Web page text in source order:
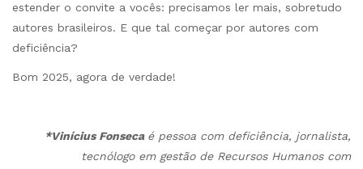
estender o convite a vocês: precisamos ler mais, sobretudo
autores brasileiros. E que tal começar por autores com
deficiência?
Bom 2025, agora de verdade!
*Vinícius Fonseca é pessoa com deficiência, jornalista,
tecnólogo em gestão de Recursos Humanos com